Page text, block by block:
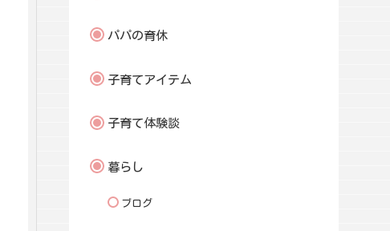
パパの育休
子育てアイテム
子育て体験談
暮らし
ブログ